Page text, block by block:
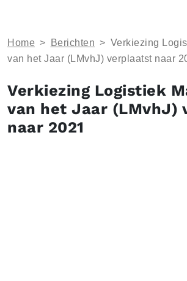
Home > Berichten > Verkiezing
van het Jaar (LMvhJ) verplaatst naar
Verkiezing Logistiek
van het Jaar (LMvhJ)
naar 2021